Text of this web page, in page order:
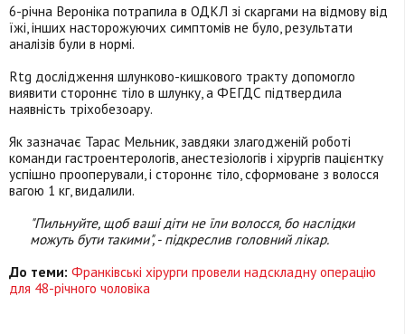
6-річна Вероніка потрапила в ОДКЛ зі скаргами на відмову від
їжі, інших насторожуючих симптомів не було, результати
аналізів були в нормі.
Rtg дослідження шлунково-кишкового тракту допомогло
виявити стороннє тіло в шлунку, а ФЕГДС підтвердила
наявність тріхобезоару.
Як зазначає Тарас Мельник, завдяки злагодженій роботі
команди гастроентерологів, анестезіологів і хірургів пацієнтку
успішно прооперували, і стороннє тіло, сформоване з волосся
вагою 1 кг, видалили.
"Пильнуйте, щоб ваші діти не їли волосся, бо наслідки
можуть бути такими", - підкреслив головний лікар.
До теми: Франківські хірурги провели надскладну операцію
для 48-річного чоловіка